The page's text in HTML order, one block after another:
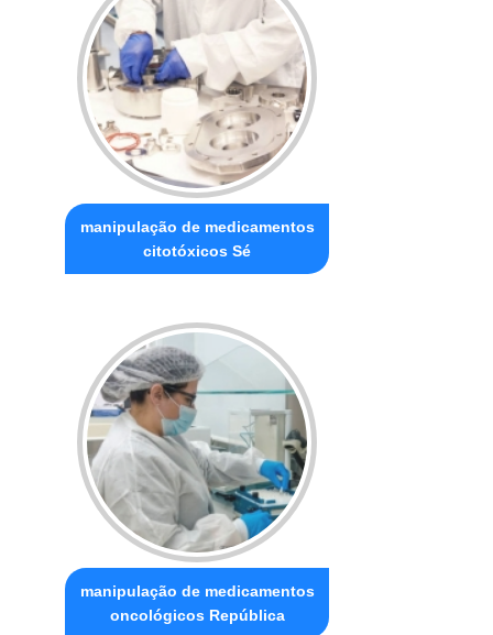
manipulação de medicamentos
citotóxicos Sé
manipulação de medicamentos
oncológicos República